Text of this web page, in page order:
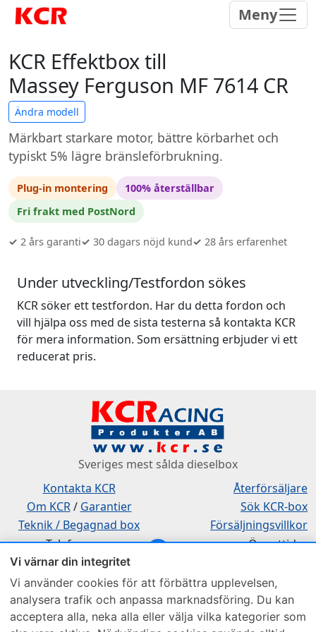
Vi värnar din integritet
Vi använder cookies för att förbättra upplevelsen,
analysera trafik och anpassa marknadsföring. Du kan
acceptera alla, neka alla eller välja vilka kategorier som
Meny
KCR Effektbox till
Massey Ferguson MF 7614 CR
Ändra modell
Märkbart starkare motor, bättre körbarhet och
typiskt 5% lägre bränsleförbrukning.
Plug-in montering
100% återställbar
Fri frakt med PostNord
✓ 2 års garanti✓ 30 dagars nöjd kund✓ 28 års erfarenhet
Under utveckling/Testfordon sökes
KCR söker ett testfordon. Har du detta fordon och
vill hjälpa oss med de sista testerna så kontakta KCR
för mera information. Som ersättning erbjuder vi ett
reducerat pris.
Sveriges mest sålda dieselbox
Kontakta KCR
Om KCR/ Garantier
Teknik / Begagnad box
Återförsäljare
Sök KCR-box
Försäljningsvillkor
Telefon
0515-801 50
Öppettider
Fredag 8:00-11:30